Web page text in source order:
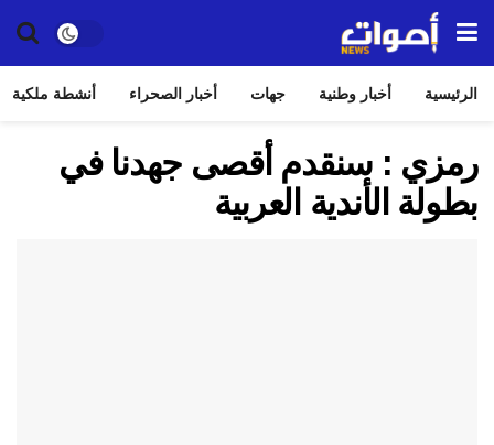
الرئيسية أخبار وطنية جهات أخبار الصحراء أنشطة ملكية
رمزي : سنقدم أقصى جهدنا في
بطولة الأندية العربية